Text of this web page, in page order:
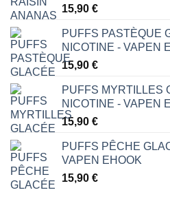
15,90 €
PUFFS PASTÈQUE
NICOTINE - VAPEN
15,90 €
PUFFS MYRTILLES
NICOTINE - VAPEN
15,90 €
PUFFS PÊCHE
VAPEN EHOOK
15,90 €